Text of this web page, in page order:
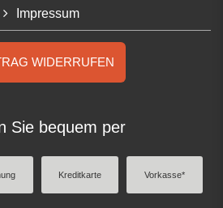
Impressum
WIDERRUFEN
Sie bequem per
Kreditkarte Vorkasse*